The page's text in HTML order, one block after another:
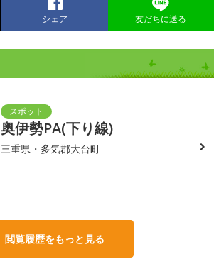
シェア 友だちに送る
奥伊勢PA(下り線)
三重県・多気郡大台町
閲覧履歴をもっと見る